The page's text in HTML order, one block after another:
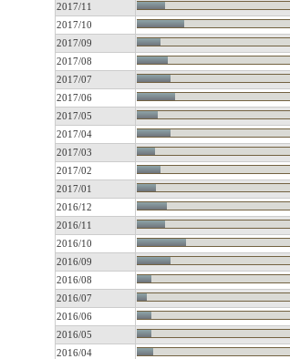
2017/11
2017/10
2017/09
2017/08
2017/07
2017/06
2017/05
2017/04
2017/03
2017/02
2017/01
2016/12
2016/11
2016/10
2016/09
2016/08
2016/07
2016/06
2016/05
2016/04